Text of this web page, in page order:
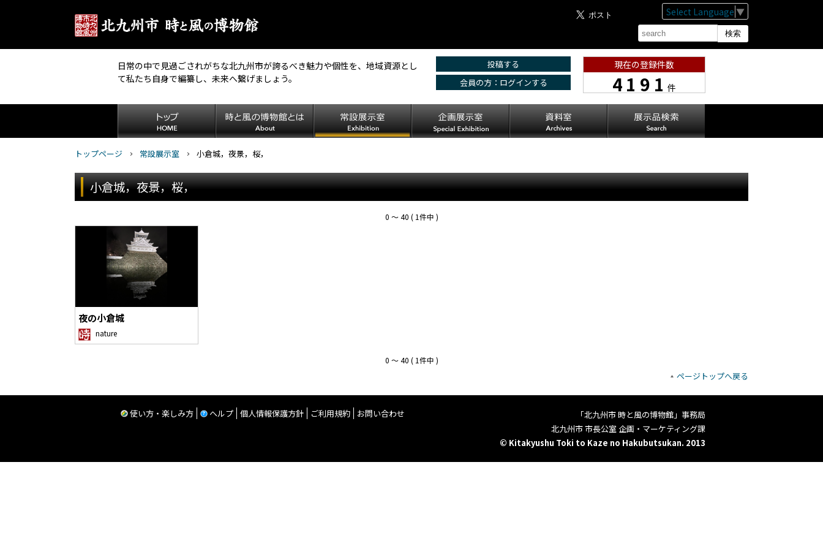
Select Language ▼
日常の中で見過ごされがちな北九州市が誇るべき魅力や個性を、地域資源とし
て私たち自身で編纂し、未来へ繋げましょう。
投稿する
会員の方：ログインする
現在の登録件数
4191件
トップページ 常設展示室 小倉城，夜景，桜，
小倉城，夜景，桜，
0 〜 40 ( 1件中 )
夜の小倉城
nature
0 〜 40 ( 1件中 )
ページトップへ戻る
使い方・楽しみ方 ヘルプ 個人情報保護方針 ご利用規約 お問い合わせ
「北九州市 時と風の博物館」事務局
北九州市 市長公室 企画・マーケティング課
© Kitakyushu Toki to Kaze no Hakubutsukan. 2013